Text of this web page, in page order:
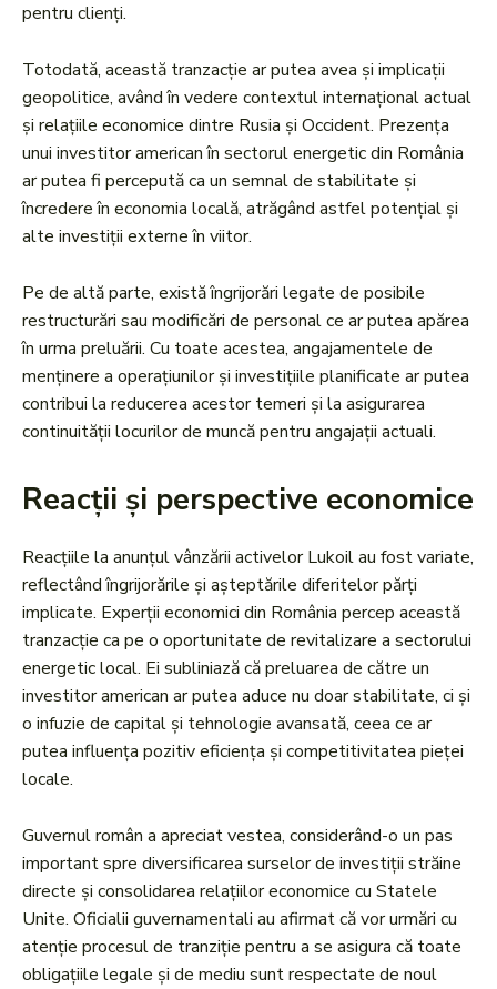
pentru clienți.
Totodată, această tranzacție ar putea avea și implicații
geopolitice, având în vedere contextul internațional actual
și relațiile economice dintre Rusia și Occident. Prezența
unui investitor american în sectorul energetic din România
ar putea fi percepută ca un semnal de stabilitate și
încredere în economia locală, atrăgând astfel potențial și
alte investiții externe în viitor.
Pe de altă parte, există îngrijorări legate de posibile
restructurări sau modificări de personal ce ar putea apărea
în urma preluării. Cu toate acestea, angajamentele de
menținere a operațiunilor și investițiile planificate ar putea
contribui la reducerea acestor temeri și la asigurarea
continuității locurilor de muncă pentru angajații actuali.
Reacții și perspective economice
Reacțiile la anunțul vânzării activelor Lukoil au fost variate,
reflectând îngrijorările și așteptările diferitelor părți
implicate. Experții economici din România percep această
tranzacție ca pe o oportunitate de revitalizare a sectorului
energetic local. Ei subliniază că preluarea de către un
investitor american ar putea aduce nu doar stabilitate, ci și
o infuzie de capital și tehnologie avansată, ceea ce ar
putea influența pozitiv eficiența și competitivitatea pieței
locale.
Guvernul român a apreciat vestea, considerând-o un pas
important spre diversificarea surselor de investiții străine
directe și consolidarea relațiilor economice cu Statele
Unite. Oficialii guvernamentali au afirmat că vor urmări cu
atenție procesul de tranziție pentru a se asigura că toate
obligațiile legale și de mediu sunt respectate de noul